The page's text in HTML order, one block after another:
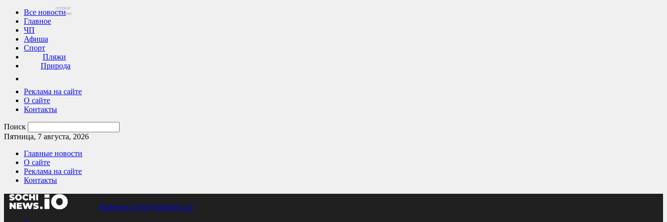
Все новости
Главное
ЧП
Афиша
Спорт
Пляжи
Природа
Реклама на сайте
О сайте
Контакты
Поиск
Пятница, 7 августа, 2026
Главные новости
О сайте
Реклама на сайте
Контакты
Новости Сочи Sochinews.io
сетевое
издание